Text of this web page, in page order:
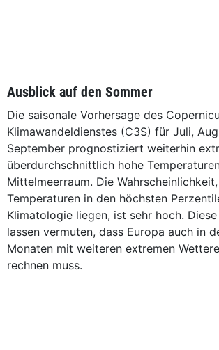
Ausblick auf den Sommer
Die saisonale Vorhersage des
Klimawandeldienstes (C3S) für Juli,
September prognostiziert weiterhin
überdurchschnittlich hohe
Mittelmeerraum. Die
Temperaturen in den höchsten
Klimatologie liegen, ist sehr hoch.
lassen vermuten, dass Europa auch in
Monaten mit weiteren extremen
rechnen muss.